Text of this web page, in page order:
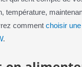
température,
comment choisir
.